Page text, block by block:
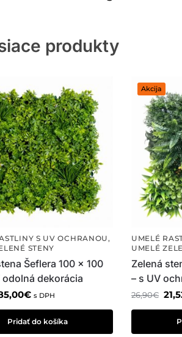
produkty
S UV OCHRANOU,
STENY
Šeflera 100 x 100
odolná dekorácia
€ s DPH
Pridať do košíka
Akcija
UMELÉ
UMELÉ
Zelená
– s UV
26,90€